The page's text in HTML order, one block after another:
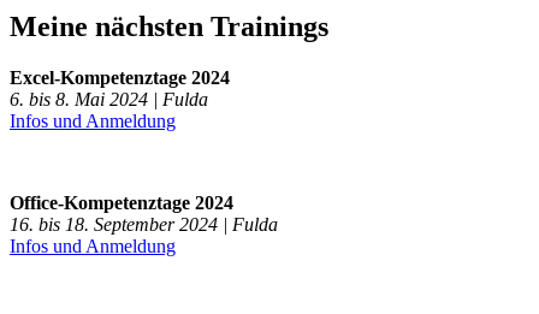
Meine nächsten Trainings
Excel-Kompetenztage 2024
6. bis 8. Mai 2024 | Fulda
Infos und Anmeldung
Office-Kompetenztage 2024
16. bis 18. September 2024 | Fulda
Infos und Anmeldung